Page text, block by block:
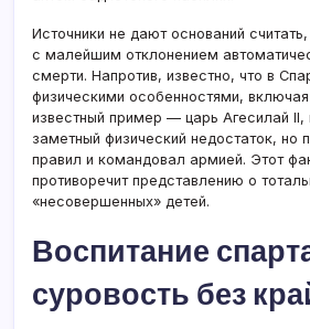
Источники не дают оснований
с малейшим отклонением
смерти. Напротив, известно, что в
физическими особенностями,
известный пример — царь Агесилай II,
заметный физический недостаток, но
правил и командовал армией. Этот
противоречит представлению о
«несовершенных» детей.
Воспитание
суровость без